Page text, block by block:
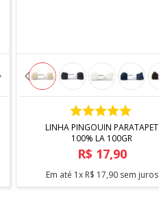
COMPRAR
LINHA PINGOUIN PARATAPET
100% LA 100GR
R$ 17,90
Em até 1x R$ 17,90sem juros